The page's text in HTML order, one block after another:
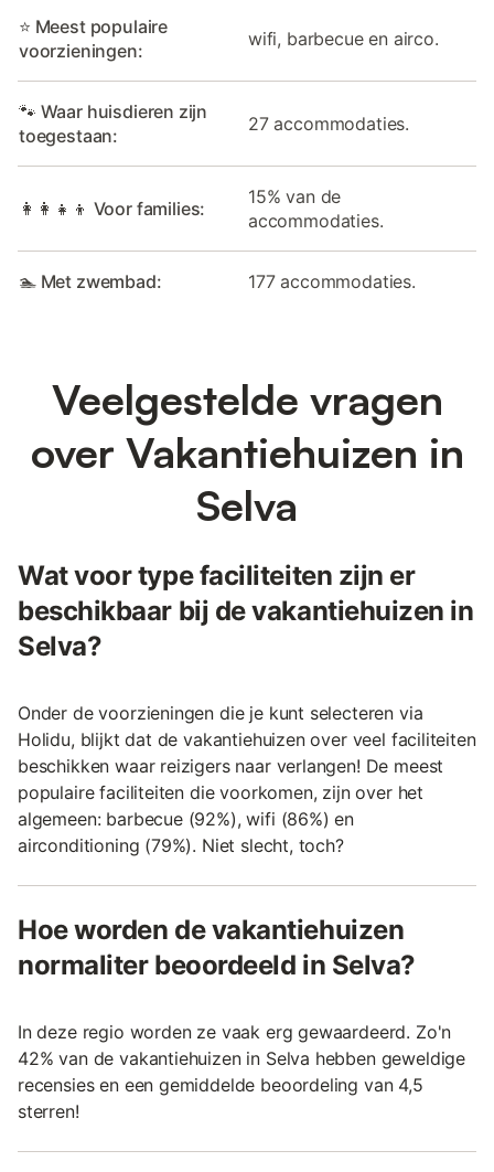
⭐ Meest populaire
voorzieningen:
wifi, barbecue en airco.
🐾 Waar huisdieren zijn
toegestaan:
27 accommodaties.
👩‍👩‍👧‍👦 Voor families:
15% van de
accommodaties.
🏊 Met zwembad: 177 accommodaties.
Veelgestelde vragen
over Vakantiehuizen in
Selva
Wat voor type faciliteiten zijn er
beschikbaar bij de vakantiehuizen in
Selva?
Onder de voorzieningen die je kunt selecteren via
Holidu, blijkt dat de vakantiehuizen over veel faciliteiten
beschikken waar reizigers naar verlangen! De meest
populaire faciliteiten die voorkomen, zijn over het
algemeen: barbecue (92%), wifi (86%) en
airconditioning (79%). Niet slecht, toch?
Hoe worden de vakantiehuizen
normaliter beoordeeld in Selva?
In deze regio worden ze vaak erg gewaardeerd. Zo'n
42% van de vakantiehuizen in Selva hebben geweldige
recensies en een gemiddelde beoordeling van 4,5
sterren!